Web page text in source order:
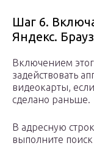
Шаг 6.
Яндекс.
Включением
задействовать
видеокарты,
сделано раньше.
В адресную
выполните